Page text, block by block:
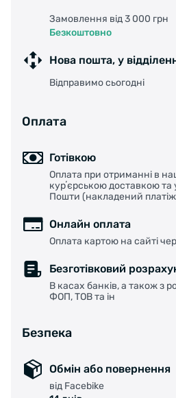
Замовлення від 3 000 грн
Безкоштовно
Нова пошта, у
Відправимо сьогодні
Оплата
Готівкою
Оплата при отриманні в
курʼєрською доставкою та
Пошти (накладений
Онлайн оплата
Оплата картою на сайті
Безготівковий
В касах банків, а також з
ФОП, ТОВ та ін
Безпека
Обмін або повернення
від Facebike